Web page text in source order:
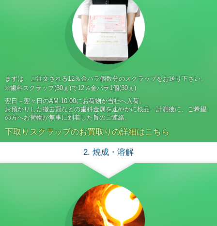
まずは、ご注文される12％金パラ個数分のスクラップをお送り下さい。
※歯科スクラップ(30ｇ)で12％金パラ1個(30ｇ)
翌日～翌々日のAM:10:00にお荷物が当社へ入荷。
お預かりした撤去冠などの歯科金属を速やかに検品・計測後に、ご希望
の方へお荷物が無事に到着した旨のご連絡。
下取りスクラップのお買取りの詳細はこちら
2. 焼成・溶解